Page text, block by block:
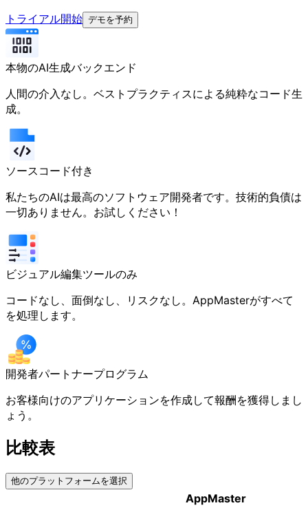
トライアル開始 デモを予約
本物のAI生成バックエンド
人間の介入なし。ベストプラクティスによる純粋なコード生
成。
ソースコード付き
私たちのAIは最高のソフトウェア開発者です。技術的負債は
一切ありません。お試しください！
ビジュアル編集ツールのみ
コードなし、面倒なし、リスクなし。AppMasterがすべて
を処理します。
開発者パートナープログラム
お客様向けのアプリケーションを作成して報酬を獲得しまし
ょう。
比較表
他のプラットフォームを選択
AppMaster